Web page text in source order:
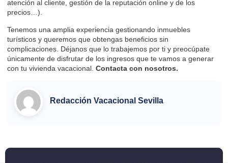
atención al cliente, gestión de la reputación online y de los
precios…).
Tenemos una amplia experiencia gestionando inmuebles
turísticos y queremos que obtengas beneficios sin
complicaciones. Déjanos que lo trabajemos por ti y preocúpate
únicamente de disfrutar de los ingresos que te vamos a generar
con tu vivienda vacacional. Contacta con nosotros.
Redacción Vacacional Sevilla